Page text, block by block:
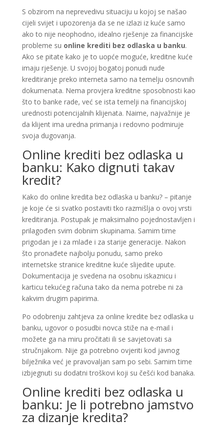
S obzirom na neprevedivu situaciju u kojoj se našao
cijeli svijet i upozorenja da se ne izlazi iz kuće samo
ako to nije neophodno, idealno rješenje za financijske
probleme su online krediti bez odlaska u banku.
Ako se pitate kako je to uopće moguće, kreditne kuće
imaju rješenje. U svojoj bogatoj ponudi nude
kreditiranje preko interneta samo na temelju osnovnih
dokumenata. Nema provjera kreditne sposobnosti kao
što to banke rade, već se ista temelji na financijskoj
urednosti potencijalnih klijenata. Naime, najvažnije je
da klijent ima uredna primanja i redovno podmiruje
svoja dugovanja.
Online krediti bez odlaska u
banku: Kako dignuti takav
kredit?
Kako do online kredita bez odlaska u banku? – pitanje
je koje će si svatko postaviti tko razmišlja o ovoj vrsti
kreditiranja. Postupak je maksimalno pojednostavljen i
prilagođen svim dobnim skupinama. Samim time
prigodan je i za mlađe i za starije generacije. Nakon
što pronađete najbolju ponudu, samo preko
internetske stranice kreditne kuće slijedite upute.
Dokumentacija je svedena na osobnu iskaznicu i
karticu tekućeg računa tako da nema potrebe ni za
kakvim drugim papirima.
Po odobrenju zahtjeva za online kredite bez odlaska u
banku, ugovor o posudbi novca stiže na e-mail i
možete ga na miru pročitati ili se savjetovati sa
stručnjakom. Nije ga potrebno ovjeriti kod javnog
bilježnika već je pravovaljan sam po sebi. Samim time
izbjegnuti su dodatni troškovi koji su češći kod banaka.
Online krediti bez odlaska u
banku: Je li potrebno jamstvo
za dizanje kredita?